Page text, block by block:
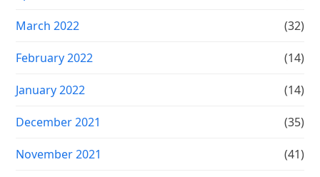
March 2022 (32)
February 2022 (14)
January 2022 (14)
December 2021 (35)
November 2021 (41)